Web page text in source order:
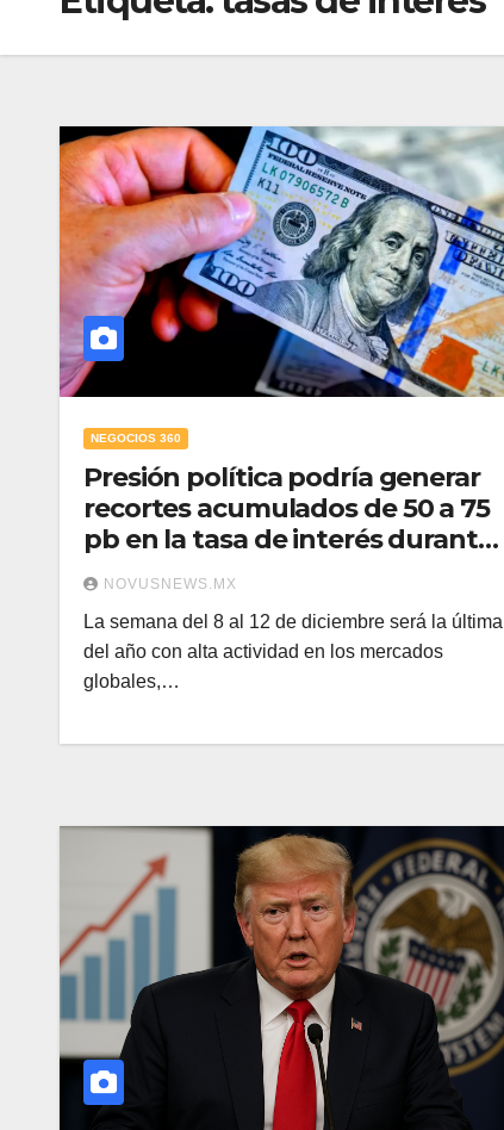
NEGOCIOS 360
Presión política podría generar
recortes acumulados de 50 a 75
pb en la tasa de interés durante
2026: Banorte
NOVUSNEWS.MX
La semana del 8 al 12 de diciembre será la última
del año con alta actividad en los mercados
globales,…